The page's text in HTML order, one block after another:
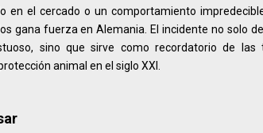
en el cercado o un comportamiento
gana fuerza en Alemania. El incidente no solo
sino que sirve como recordatorio de las
animal en el siglo XXI.